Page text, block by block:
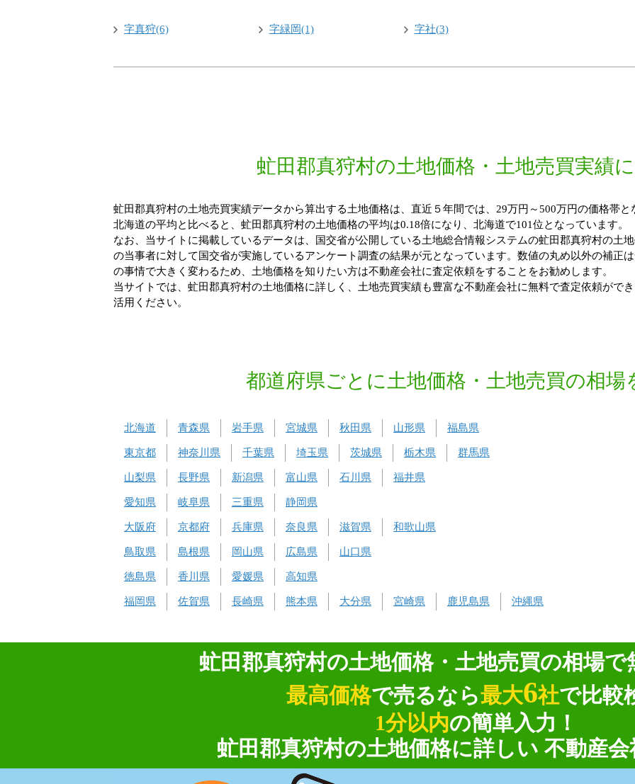
字真狩(6) 字緑岡(1) 字社(3)
虻田郡真狩村の土地価格・土地売買実績
虻田郡真狩村の土地売買実績データから算出する土地価格は、直近５年間では、29万円～500万円の価格帯
北海道の平均と比べると、虻田郡真狩村の土地価格の平均は0.18倍になり、北海道で101位となっています。
なお、当サイトに掲載しているデータは、国交省が公開している土地総合情報システムの虻田郡真狩村の土
の当事者に対して国交省が実施しているアンケート調査の結果が元となっています。数値の丸め以外の補正
の事情で大きく変わるため、土地価格を知りたい方は不動産会社に査定依頼をすることをお勧めします。
当サイトでは、虻田郡真狩村の土地価格に詳しく、土地売買実績も豊富な不動産会社に無料で査定依頼がで
活用ください。
都道府県ごとに土地価格・土地売買の相場
北海道 青森県 岩手県 宮城県 秋田県 山形県 福島県
東京都 神奈川県 千葉県 埼玉県 茨城県 栃木県 群馬県
山梨県 長野県 新潟県 富山県 石川県 福井県
愛知県 岐阜県 三重県 静岡県
大阪府 京都府 兵庫県 奈良県 滋賀県 和歌山県
鳥取県 島根県 岡山県 広島県 山口県
徳島県 香川県 愛媛県 高知県
福岡県 佐賀県 長崎県 熊本県 大分県 宮崎県 鹿児島県 沖縄県
虻田郡真狩村の土地価格・土地売買の相場で
最高価格で売るなら最大6社で比較
1分以内の簡単入力！
虻田郡真狩村の土地価格に詳しい 不動産